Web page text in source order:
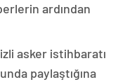
ardından
asker istihbaratı
paylaştığına